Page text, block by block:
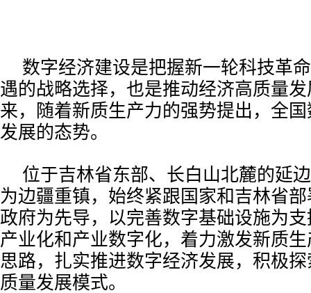
数字经济建设是把握新一轮科技革
遇的战略选择，也是推动经济高质量
来，随着新质生产力的强势提出，全
发展的态势。
位于吉林省东部、长白山北麓的延
为边疆重镇，始终紧跟国家和吉林省
政府为先导，以完善数字基础设施为
产业化和产业数字化，着力激发新质
思路，扎实推进数字经济发展，积极探
质量发展模式。